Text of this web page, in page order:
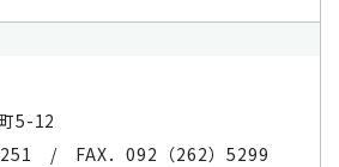
5-12
/ FAX．092（262）5299